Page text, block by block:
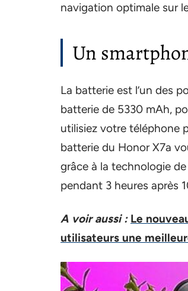
navigation optimale sur
Un
La batterie est l’un des
batterie de 5330 mAh,
utilisiez votre téléphone
batterie du Honor X7a
grâce à la technologie
pendant 3 heures après
A voir aussi : Le
utilisateurs une